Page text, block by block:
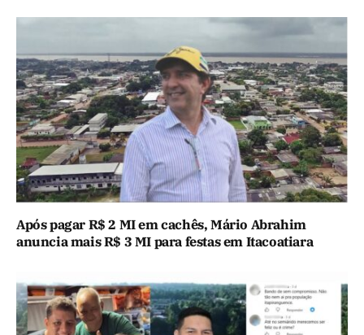
Após pagar R$ 2 MI em cachês, Mário Abrahim
anuncia mais R$ 3 MI para festas em Itacoatiara